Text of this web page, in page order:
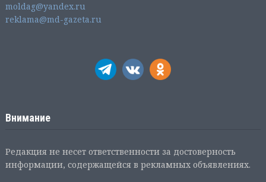
moldag@yandex.ru
reklama@md-gazeta.ru
Внимание
Редакция не несет ответственности за достоверность
информации, содержащейся в рекламных объявлениях.